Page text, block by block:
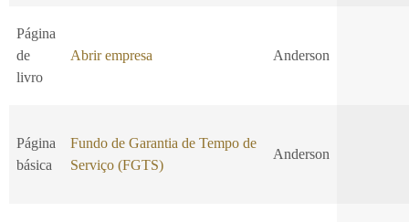
Página
de
livro
Abrir empresa Anderson
Página
básica
Fundo de Garantia de Tempo de
Serviço (FGTS)
Anderson